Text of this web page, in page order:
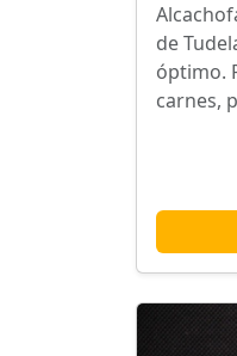
de
óptimo.
carnes,